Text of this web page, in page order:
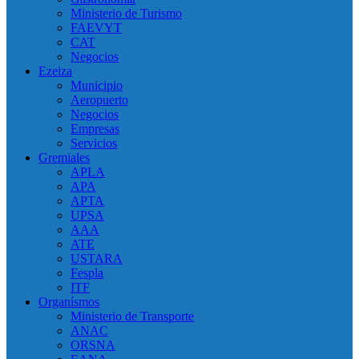
Ministerio de Turismo
FAEVYT
CAT
Negocios
Ezeiza
Municipio
Aeropuerto
Negocios
Empresas
Servicios
Gremiales
APLA
APA
APTA
UPSA
AAA
ATE
USTARA
Fespla
ITF
Organísmos
Ministerio de Transporte
ANAC
ORSNA